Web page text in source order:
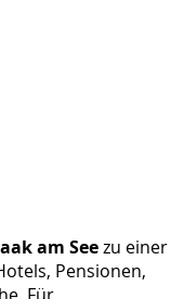
am Seezu einer
Pensionen,